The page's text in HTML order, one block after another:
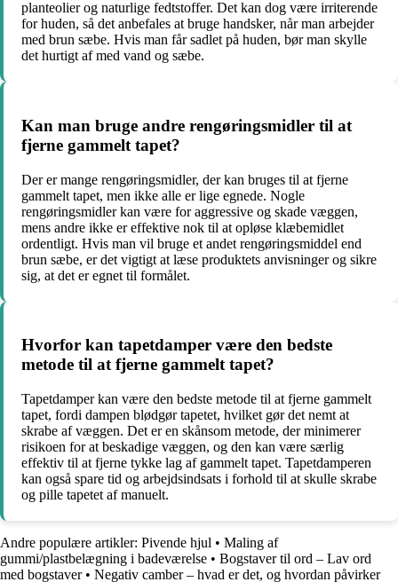
planteolier og naturlige fedtstoffer. Det kan dog være irriterende
for huden, så det anbefales at bruge handsker, når man arbejder
med brun sæbe. Hvis man får sadlet på huden, bør man skylle
det hurtigt af med vand og sæbe.
Kan man bruge andre rengøringsmidler til at
fjerne gammelt tapet?
Der er mange rengøringsmidler, der kan bruges til at fjerne
gammelt tapet, men ikke alle er lige egnede. Nogle
rengøringsmidler kan være for aggressive og skade væggen,
mens andre ikke er effektive nok til at opløse klæbemidlet
ordentligt. Hvis man vil bruge et andet rengøringsmiddel end
brun sæbe, er det vigtigt at læse produktets anvisninger og sikre
sig, at det er egnet til formålet.
Hvorfor kan tapetdamper være den bedste
metode til at fjerne gammelt tapet?
Tapetdamper kan være den bedste metode til at fjerne gammelt
tapet, fordi dampen blødgør tapetet, hvilket gør det nemt at
skrabe af væggen. Det er en skånsom metode, der minimerer
risikoen for at beskadige væggen, og den kan være særlig
effektiv til at fjerne tykke lag af gammelt tapet. Tapetdamperen
kan også spare tid og arbejdsindsats i forhold til at skulle skrabe
og pille tapetet af manuelt.
Andre populære artikler: Pivende hjul • Maling af
gummi/plastbelægning i badeværelse • Bogstaver til ord – Lav ord
med bogstaver• Negativ camber – hvad er det, og hvordan påvirker